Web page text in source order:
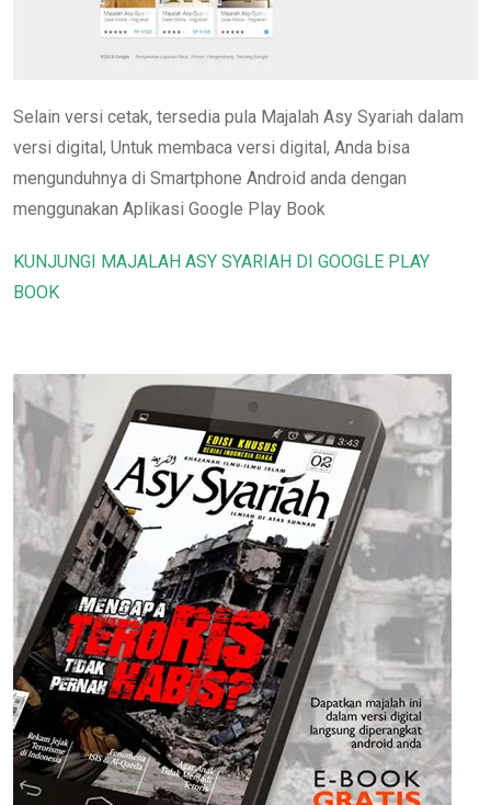
Selain versi cetak, tersedia pula Majalah Asy Syariah dalam
versi digital, Untuk membaca versi digital, Anda bisa
mengunduhnya di Smartphone Android anda dengan
menggunakan Aplikasi Google Play Book
KUNJUNGI MAJALAH ASY SYARIAH DI GOOGLE PLAY
BOOK